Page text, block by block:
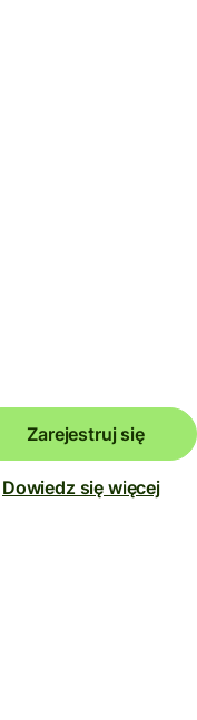
Zarejestruj się
Dowiedz się więcej